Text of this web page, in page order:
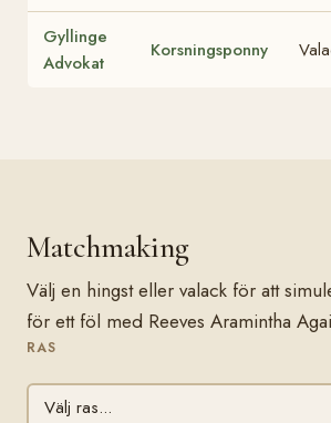
Gyllinge
Advokat
Korsningsponny
Matchmaking
Välj en hingst eller valack för att
för ett föl med Reeves Aramintha
RAS